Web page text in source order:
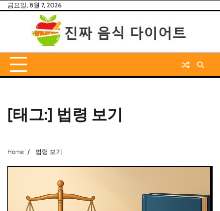
Skip금요일, 8월 7, 2026
[태그:] 법령 보기
Home 법령 보기